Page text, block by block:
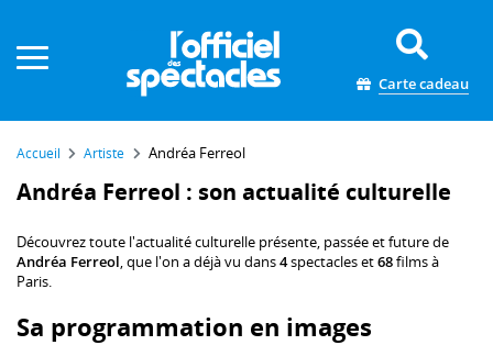
Carte cadeau
Accueil Artiste Andréa Ferreol
Andréa Ferreol : son actualité culturelle
Découvrez toute l'actualité culturelle présente, passée et future de
Andréa Ferreol, que l'on a déjà vu dans4spectacles et68films à
Paris.
Sa programmation en images